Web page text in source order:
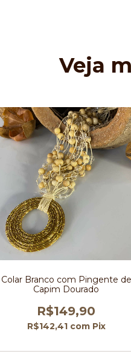
Veja
Colar Branco com Pingente de
Capim Dourado
R$149,90
R$142,41 com Pix